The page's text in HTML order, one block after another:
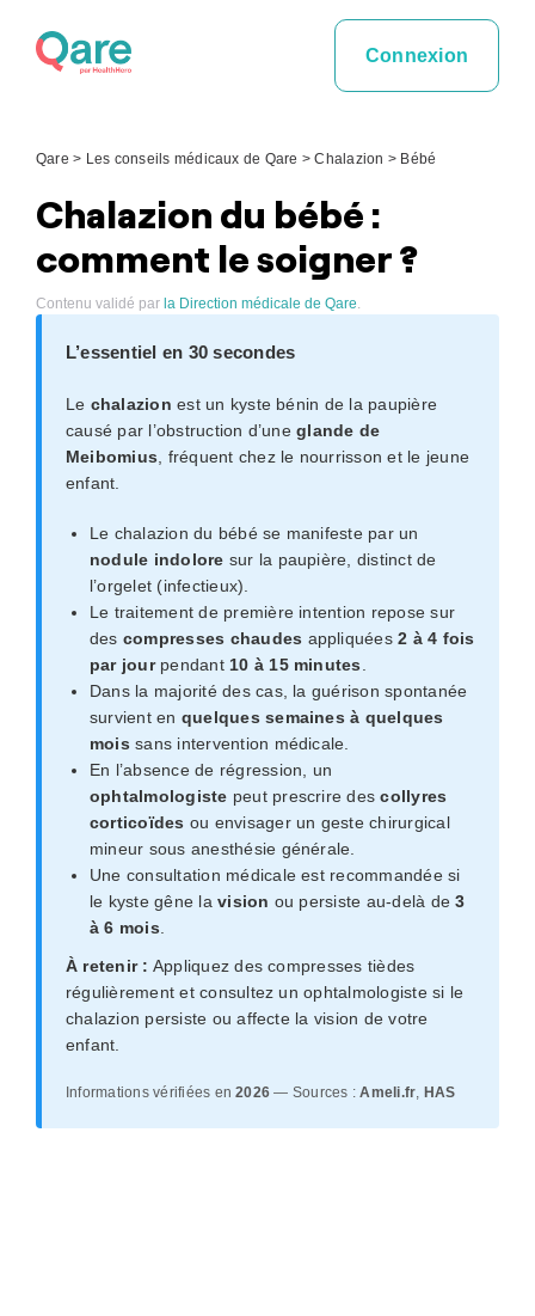
Connexion
Qare > Les conseils médicaux de Qare >Chalazion > Bébé
Chalazion du bébé :
comment le soigner ?
Contenu validé par la Direction médicale de Qare.
L’essentiel en 30 secondes
Le chalazion est un kyste bénin de la paupière
causé par l’obstruction d’uneglande de
Meibomius , fréquent chez le nourrisson et le jeune
enfant.
Le chalazion du bébé se manifeste par un
nodule indolore sur la paupière, distinct de
l’orgelet (infectieux).
Le traitement de première intention repose sur
des compresses chaudes appliquées2 à 4 fois
par jourpendant 10 à 15 minutes
Dans la majorité des cas, la guérison spontanée
survient en quelques semaines à quelques
mois sans intervention médicale.
En l’absence de régression, un
ophtalmologiste peut prescrire descollyres
corticoïdes ou envisager un geste chirurgical
mineur sous anesthésie générale.
Une consultation médicale est recommandée si
le kyste gêne lavision ou persiste au-delà de3
à 6 mois
À retenir : Appliquez des compresses tièdes
régulièrement et consultez un ophtalmologiste si le
chalazion persiste ou affecte la vision de votre
enfant.
Informations vérifiées en2026 — Sources :Ameli.fr, HAS